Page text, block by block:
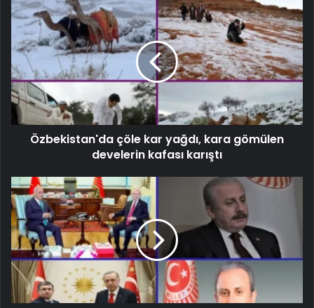
Özbekistan'da çöle kar yağdı, kara gömülen
develerin kafası karıştı